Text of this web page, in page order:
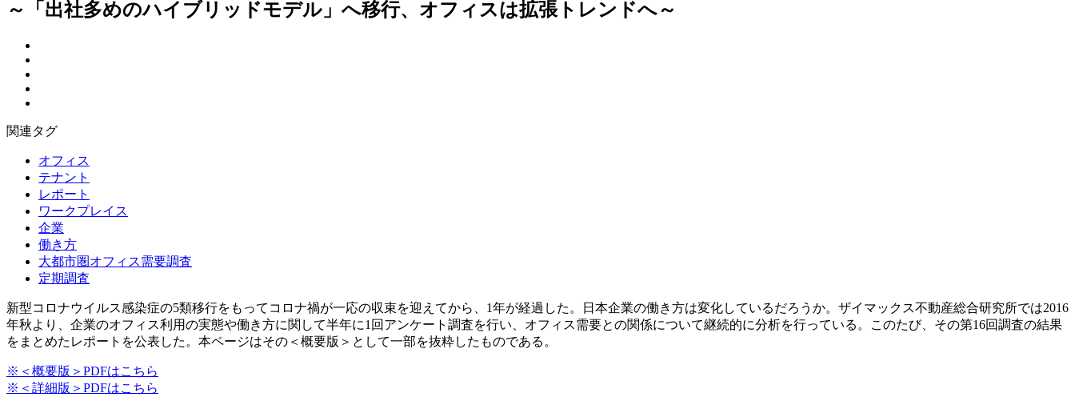
～「出社多めのハイブリッドモデル」へ移行、オフィスは拡張トレンドへ～
関連タグ
オフィス
テナント
レポート
ワークプレイス
企業
働き方
大都市圏オフィス需要調査
定期調査
新型コロナウイルス感染症の5類移行をもってコロナ禍が一応の収束を迎えてから、1年が経過した。日本企業の働き方は変化しているだろうか。ザイマックス不動産総合研究所では2016
年秋より、企業のオフィス利用の実態や働き方に関して半年に1回アンケート調査を行い、オフィス需要との関係について継続的に分析を行っている。このたび、その第16回調査の結果
をまとめたレポートを公表した。本ページはその＜概要版＞として一部を抜粋したものである。
※＜概要版＞PDFはこちら
※＜詳細版＞PDFはこちら